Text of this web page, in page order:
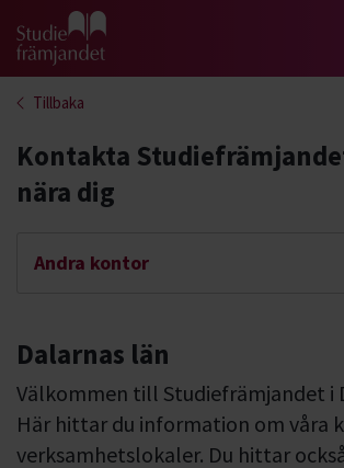
Gå till studiefrämjandets startsida
Tillbaka
Kontakta
nära dig
Andra kontor
Dalarnas län
Välkommen till Studiefrämjandet i
Här hittar du information om våra
verksamhetslokaler. Du hittar